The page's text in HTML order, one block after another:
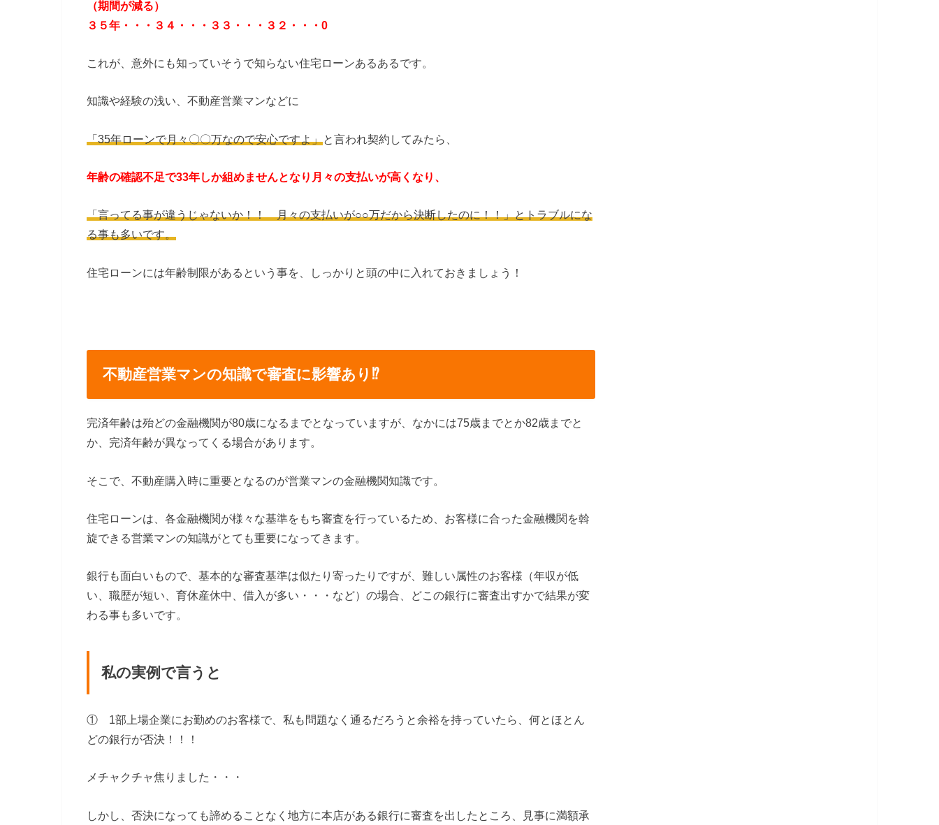
（期間が減る）
３５年・・・３４・・・３３・・・３２・・・0
これが、意外にも知っていそうで知らない住宅ローンあるあるです。
知識や経験の浅い、不動産営業マンなどに
「35年ローンで月々〇〇万なので安心ですよ」と言われ契約してみたら、
年齢の確認不足で33年しか組めませんとなり月々の支払いが高くなり、
「言ってる事が違うじゃないか！！ 月々の支払いが○○万だから決断したのに！！」とトラブルにな
る事も多いです。
住宅ローンには年齢制限があるという事を、しっかりと頭の中に入れておきましょう！
不動産営業マンの知識で審査に影響あり⁉
完済年齢は殆どの金融機関が80歳になるまでとなっていますが、なかには75歳までとか82歳までと
か、完済年齢が異なってくる場合があります。
そこで、不動産購入時に重要となるのが営業マンの金融機関知識です。
住宅ローンは、各金融機関が様々な基準をもち審査を行っているため、お客様に合った金融機関を斡
旋できる営業マンの知識がとても重要になってきます。
銀行も面白いもので、基本的な審査基準は似たり寄ったりですが、難しい属性のお客様（年収が低
い、職歴が短い、育休産休中、借入が多い・・・など）の場合、どこの銀行に審査出すかで結果が変
わる事も多いです。
私の実例で言うと
① 1部上場企業にお勤めのお客様で、私も問題なく通るだろうと余裕を持っていたら、何とほとん
どの銀行が否決！！！
メチャクチャ焦りました・・・
しかし、否決になっても諦めることなく地方に本店がある銀行に審査を出したところ、見事に満額承